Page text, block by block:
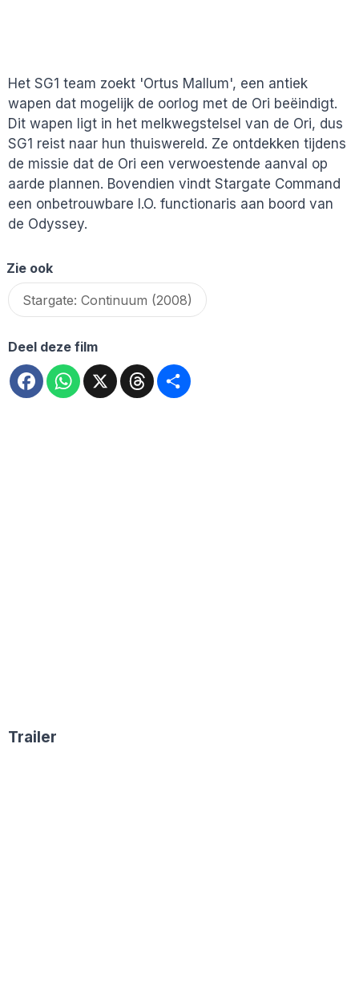
Het SG1 team zoekt 'Ortus Mallum', een antiek
wapen dat mogelijk de oorlog met de Ori beëindigt.
Dit wapen ligt in het melkwegstelsel van de Ori, dus
SG1 reist naar hun thuiswereld. Ze ontdekken tijdens
de missie dat de Ori een verwoestende aanval op
aarde plannen. Bovendien vindt Stargate Command
een onbetrouwbare I.O. functionaris aan boord van
de Odyssey.
Zie ook
Stargate: Continuum (2008)
Deel deze film
FacebookWhatsApp
X Threads
Trailer